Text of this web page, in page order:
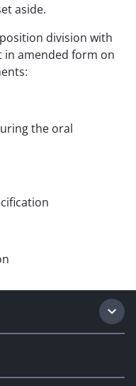
aside.
division with
amended form on
the oral